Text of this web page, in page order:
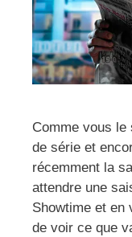
Comme vous le
de série et
récemment la
attendre une
Showtime et en
de voir ce que